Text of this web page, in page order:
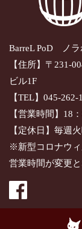
BarreL PoD ノラ
【住所】〒231-
ビル1F
【TEL】045-262-
【営業時間】18
【定休日】毎週
※新型コロナウ
営業時間が変更